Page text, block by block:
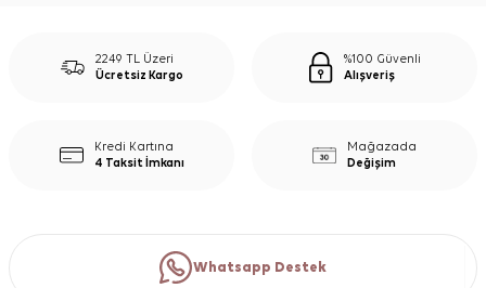
2249 TL Üzeri
Ücretsiz Kargo
%100 Güvenli
Alışveriş
Kredi Kartına
4 Taksit İmkanı
Mağazada
Değişim
Whatsapp Destek